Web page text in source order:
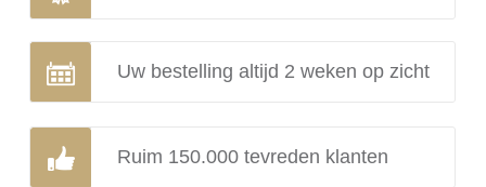
Uw bestelling altijd 2 weken op zicht
Ruim 150.000 tevreden klanten